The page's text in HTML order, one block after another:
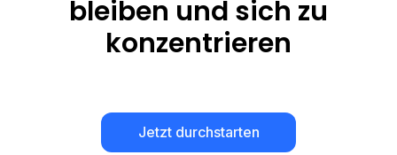
bleiben und sich zu
konzentrieren
Jetzt durchstarten